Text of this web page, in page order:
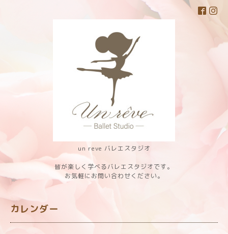
un reve バレエスタジオ
皆が楽しく学べるバレエスタジオです。
お気軽にお問い合わせください。
カレンダー